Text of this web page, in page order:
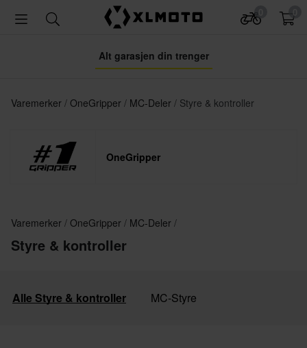
Alt garasjen din trenger
Varemerker OneGripper MC-Deler Styre & kontroller
OneGripper
Varemerker OneGripper MC-Deler
Styre & kontroller
Alle Styre & kontroller MC-Styre